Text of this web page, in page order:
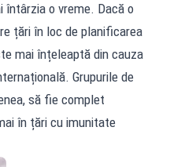
o vreme. Dacă o
țări în loc de planificarea
mai înțeleaptă din cauza
Grupurile de
să fie complet
în țări cu imunitate